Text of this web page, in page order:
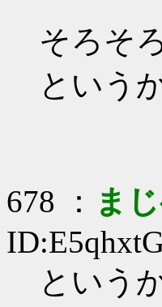
そろそ
という
678 ： まじ
という